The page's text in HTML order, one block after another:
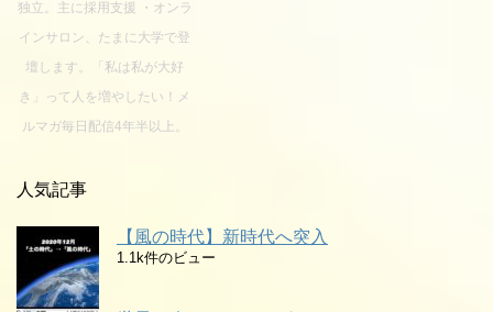
独立。主に採用支援 ・オンラ
インサロン、たまに大学で登
壇します。「私は私が大好
き」って人を増やしたい！メ
ルマガ毎日配信4年半以上。
人気記事
【風の時代】新時代へ突入
1.1k件のビュー